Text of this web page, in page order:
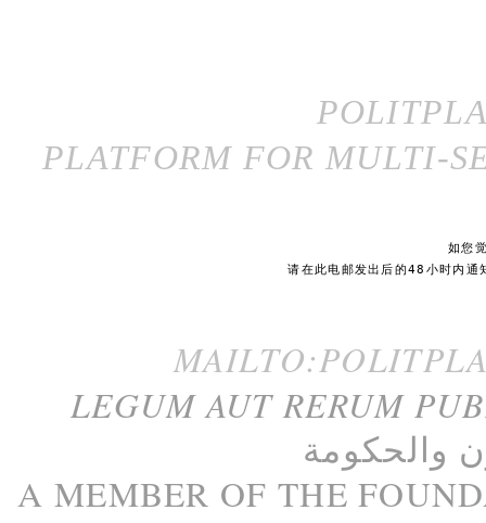
PLATFORM FOR MULTI-
如您
请在此电邮发出后的48小时内通
LEGUM AUT RERUM
والحكومة
A MEMBER OF THE